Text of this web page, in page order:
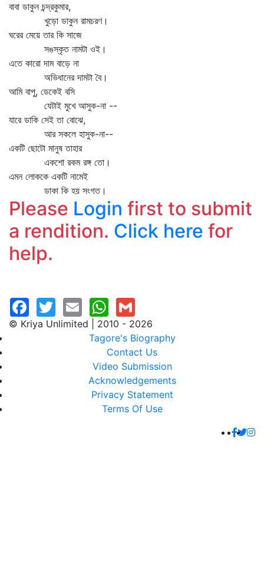
বাবা ডাকুন চন্দ্রকুমার,
খুড়ো ডাকুন রামচরণ।
ঘরের মেয়ে তার কি সাজে
সঙস্কৃত নামটা ওই।
এতে কারো দাম বাড়ে না
অভিধানের দামটা বৈ।
আমি বাপু, ডেকেই বসি
যেটাই মুখে আসুক-না --
যারে ডাকি সেই তা বোঝে,
আর সকলে হাসুক-না--
একটি ছোটো মানুষ তাহার
একশো রকম রঙ্গ তো।
এমন লোককে একটি নামেই
ডাকা কি হয় সংগত।
Please Login first to submit
a rendition. Click here for
help.
© Kriya Unlimited | 2010 - 2026
Tagore's Biography
Contact Us
Video Submission
Acknowledgements
Privacy Statement
Terms Of Use